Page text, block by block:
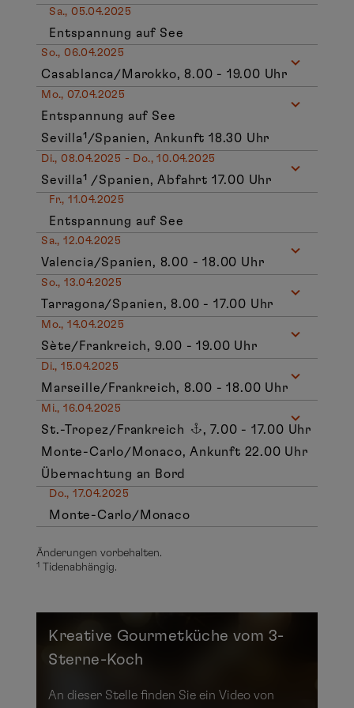
Sa., 05.04.2025
Entspannung auf See
So., 06.04.2025
Casablanca/Marokko, 8.00 - 19.00 Uhr
Mo., 07.04.2025
Entspannung auf See
Sevilla¹/Spanien, Ankunft 18.30 Uhr
Di., 08.04.2025 - Do., 10.04.2025
Sevilla¹ /Spanien, Abfahrt 17.00 Uhr
Fr., 11.04.2025
Entspannung auf See
Sa., 12.04.2025
Valencia/Spanien, 8.00 - 18.00 Uhr
So., 13.04.2025
Tarragona/Spanien, 8.00 - 17.00 Uhr
Mo., 14.04.2025
Sète/Frankreich, 9.00 - 19.00 Uhr
Di., 15.04.2025
Marseille/Frankreich, 8.00 - 18.00 Uhr
Mi., 16.04.2025
St.-Tropez/Frankreich
, 7.00 - 17.00 Uhr
Monte-Carlo/Monaco, Ankunft 22.00 Uhr
Übernachtung an Bord
Do., 17.04.2025
Monte-Carlo/Monaco
Änderungen vorbehalten.
¹ Tidenabhängig.
Kreative Gourmetküche vom 3-
Sterne-Koch
An dieser Stelle finden Sie ein Video von